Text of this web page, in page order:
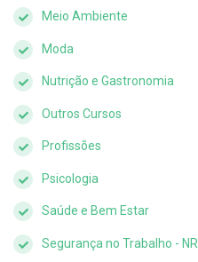
Meio Ambiente
Moda
Nutrição e Gastronomia
Outros Cursos
Profissões
Psicologia
Saúde e Bem Estar
Segurança no Trabalho - NR